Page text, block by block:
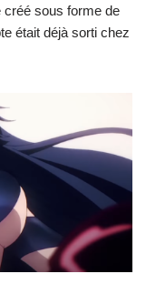
créé sous forme de
était déjà sorti chez